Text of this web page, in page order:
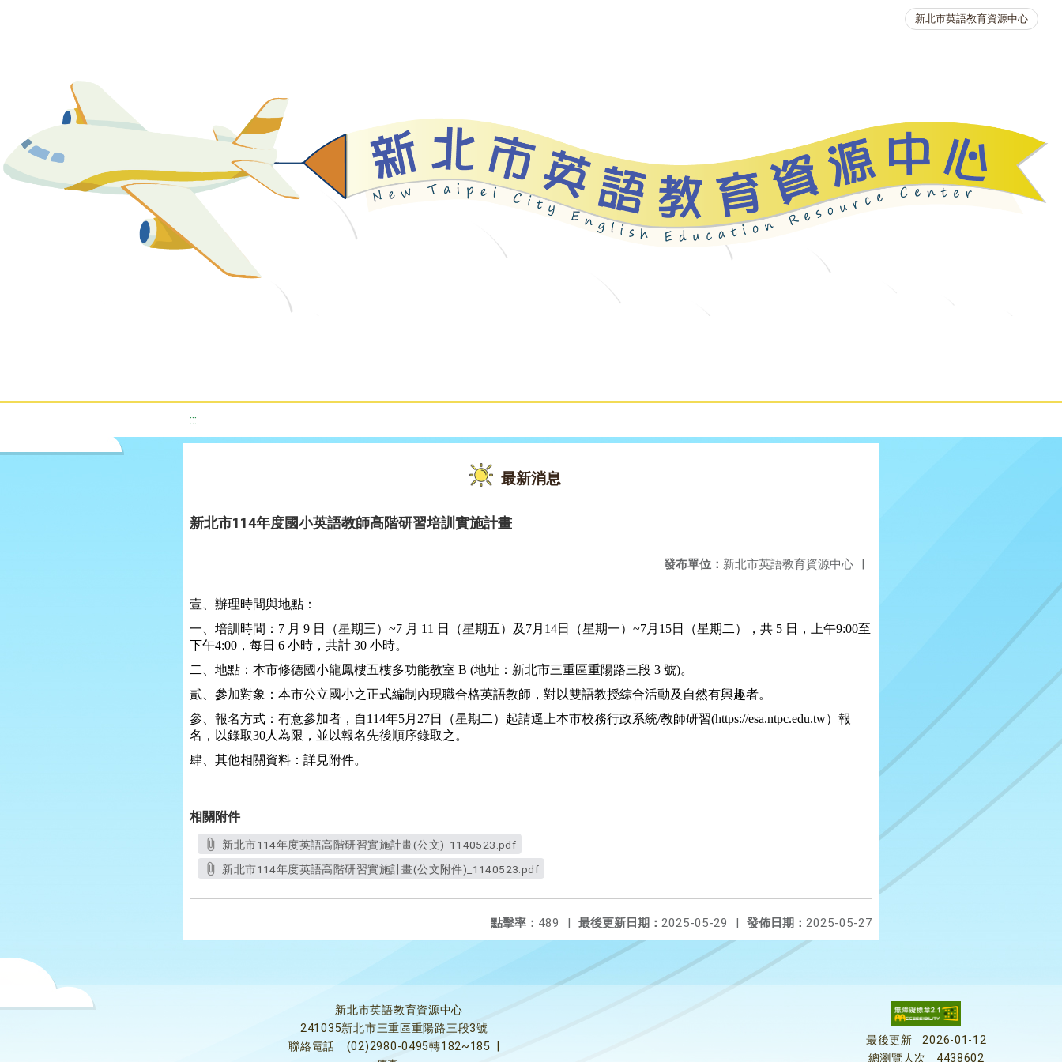
新北市英語教育資源中心
:::
最新消息
新北市114年度國小英語教師高階研習培訓實施計畫
發布單位： 新北市英語教育資源中心 |
壹、辦理時間與地點：
一、培訓時間： 7 月 9 日（星期三） ~7 月 11 日（星期五）及 7月 14日（星期一） ~7月 15日（星期二），共 5 日，上午9:00至
下午4:00 ，每日 6 小時，共計 30 小時。
二、地點：本市修德國小龍鳳樓五樓多功能教室 B (地址：新北市三重區重陽路三段 3 號)。
貳、參加對象：本市公立國小之正式編制內現職合格英語教師，對以雙語教授綜合活動及自然有興趣者。
參、報名方式：有意參加者，自114年5月 27日（星期二）起請逕上本市校務行政系統/教師研習(https://esa.ntpc.edu.tw）報
名，以錄取30人為限，並以報名先後順序錄取之。
肆、其他相關資料：詳見附件。
相關附件
新北市114年度英語高階研習實施計畫(公文)_1140523.pdf
新北市114年度英語高階研習實施計畫(公文附件)_1140523.pdf
發佈日期： 2025-05-27
最後更新日期： 2025-05-29 |
點擊率： 489 |
新北市英語教育資源中心
241035新北市三重區重陽路三段3號
聯絡電話
(02)2980-0495轉182~185 最後更新
2026-01-12
總瀏覽人次
4438602